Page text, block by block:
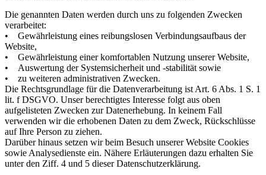
Die genannten Daten werden durch uns zu folgenden Zwecken
verarbeitet:
• Gewährleistung eines reibungslosen Verbindungsaufbaus der
Website,
• Gewährleistung einer komfortablen Nutzung unserer Website,
• Auswertung der Systemsicherheit und -stabilität sowie
• zu weiteren administrativen Zwecken.
Die Rechtsgrundlage für die Datenverarbeitung ist Art. 6 Abs. 1 S. 1
lit. f DSGVO. Unser berechtigtes Interesse folgt aus oben
aufgelisteten Zwecken zur Datenerhebung. In keinem Fall
verwenden wir die erhobenen Daten zu dem Zweck, Rückschlüsse
auf Ihre Person zu ziehen.
Darüber hinaus setzen wir beim Besuch unserer Website Cookies
sowie Analysedienste ein. Nähere Erläuterungen dazu erhalten Sie
unter den Ziff. 4 und 5 dieser Datenschutzerklärung.